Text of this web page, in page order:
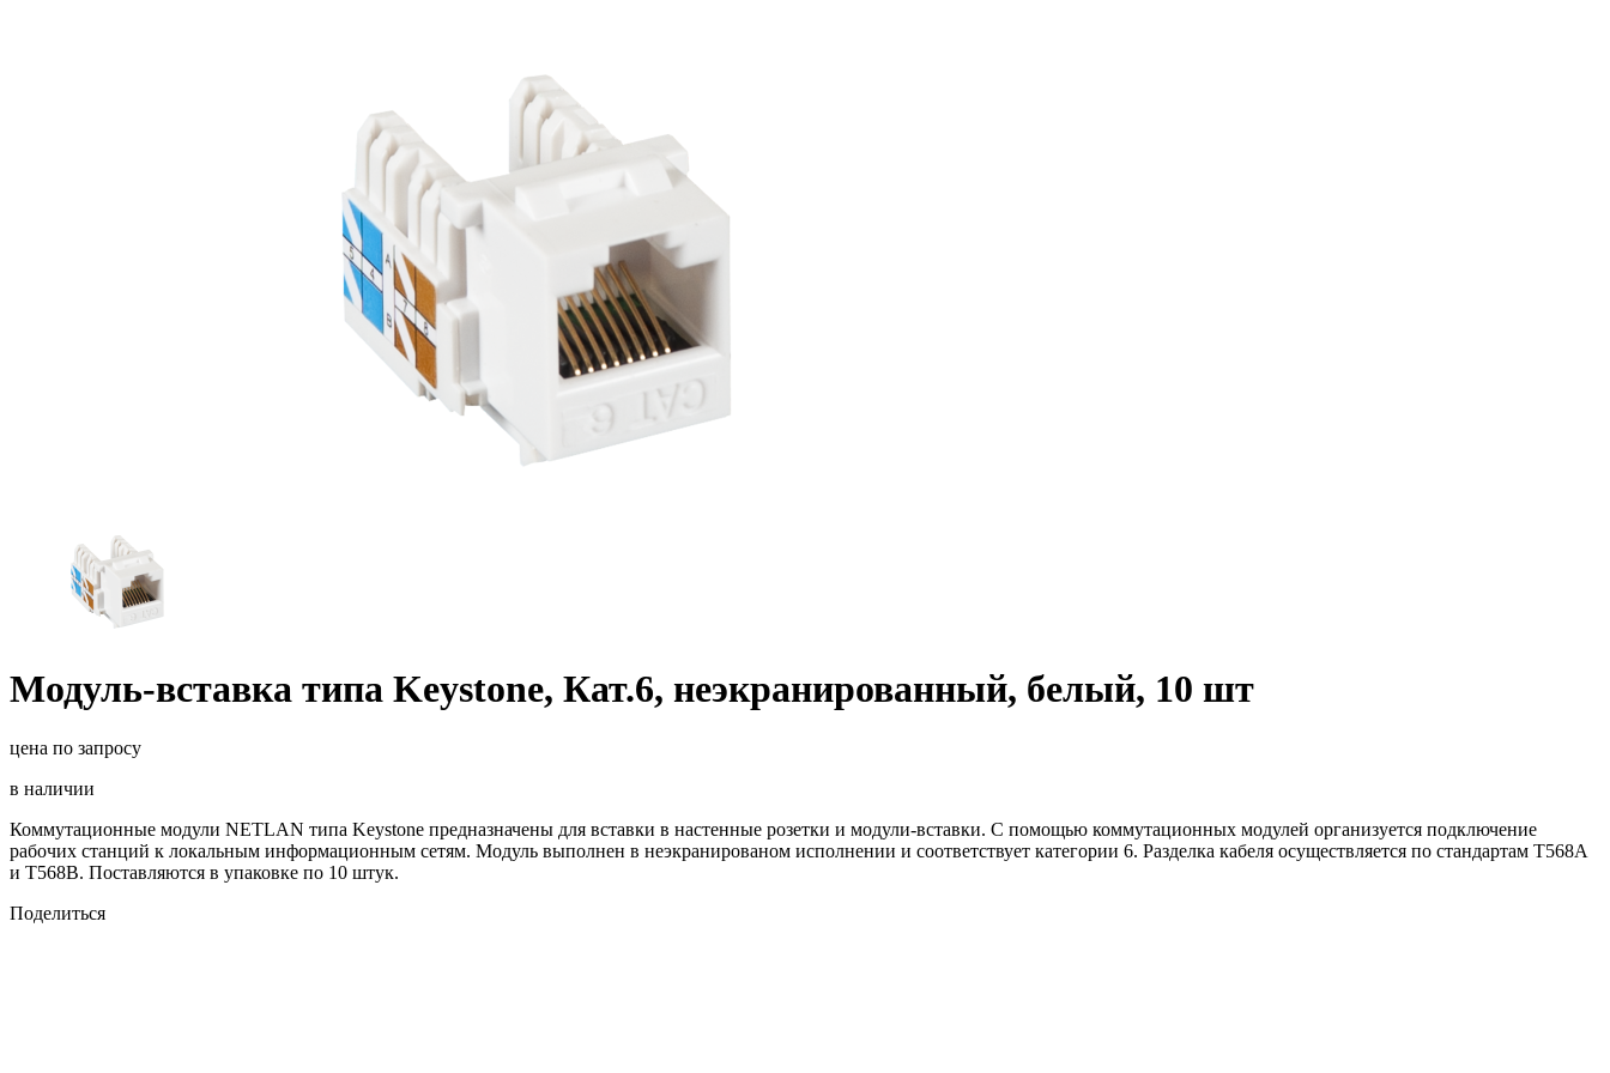
Модуль-вставка типа Keystone, Кат.6, неэкранированный, белый, 10 шт
цена по запросу
в наличии
Коммутационные модули NETLAN типа Keystone предназначены для вставки в настенные розетки и модули-вставки. С помощью коммутационных модулей организуется подключение
рабочих станций к локальным информационным сетям. Модуль выполнен в неэкранированом исполнении и соответствует категории 6. Разделка кабеля осуществляется по стандартам T568A
и T568B. Поставляются в упаковке по 10 штук.
Поделиться